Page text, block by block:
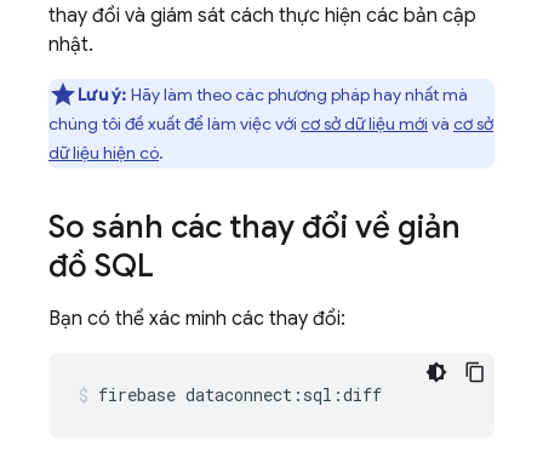
thay đổi và giám sát cách thực hiện các bản cập
nhật.
Lưu ý: Hãy làm theo các phương pháp hay nhất mà
chúng tôi đề xuất để làm việc với cơ sở dữ liệu mới và cơ sở
dữ liệu hiện có.
So sánh các thay đổi về giản
đồ SQL
Bạn có thể xác minh các thay đổi:
firebase dataconnect:sql:diff